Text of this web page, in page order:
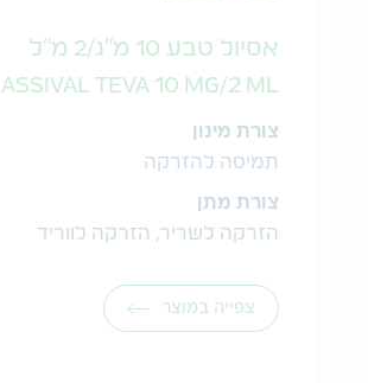
אסיול טבע 10 מ"ג/2 מ"ל
ASSIVAL TEVA 10 MG/2 ML
צורת מינון
תמיסה להזרקה
צורת מתן
הזרקה לשריר, הזרקה לווריד
צפייה במוצר